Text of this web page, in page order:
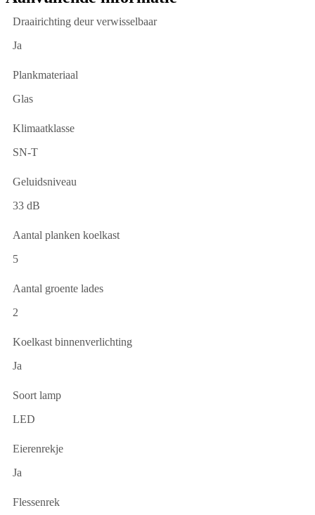
Draairichting deur verwisselbaar
Ja
Plankmateriaal
Glas
Klimaatklasse
SN-T
Geluidsniveau
33 dB
Aantal planken koelkast
5
Aantal groente lades
2
Koelkast binnenverlichting
Ja
Soort lamp
LED
Eierenrekje
Ja
Flessenrek